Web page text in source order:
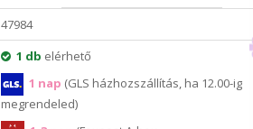
47984
1 db elérhető
1 nap (GLS házhozszállítás, ha 12.00-ig
megrendeled)